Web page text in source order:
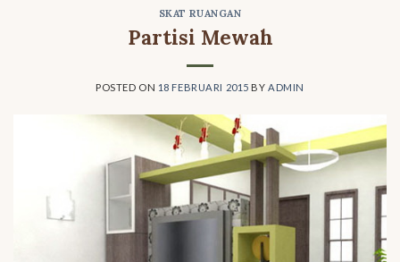
SKAT RUANGAN
Partisi Mewah
POSTED ON 18 FEBRUARI 2015 BY ADMIN